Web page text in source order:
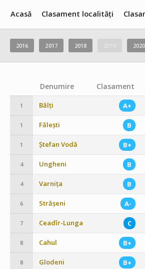
Acasă Clasament localități
2016 2017 2018 2020
Denumire Clasament
1 Bălți A+
1 Fălești B
1 Ștefan Vodă B+
4 Ungheni B
4 Varnița B
6 Strășeni A-
7 Ceadîr-Lunga C
8 Cahul B+
8 Glodeni B+